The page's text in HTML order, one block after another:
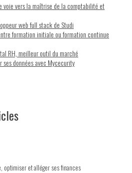
voie vers la maîtrise de la comptabilité et
web full stack de Studi
formation initiale ou formation continue
RH, meilleur outil du marché
données avec Mycecurity
optimiser et alléger ses finances